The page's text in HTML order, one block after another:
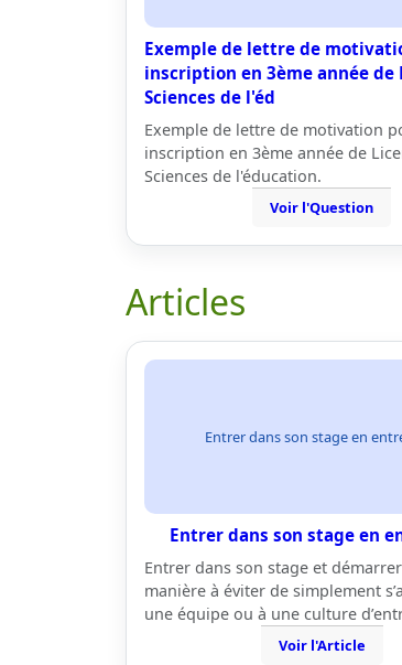
Exemple de lettre de
inscription en 3ème année de
Sciences de l'éd
Exemple de lettre de motivation
inscription en 3ème année de
Sciences de l'éducation.
Voir l'Question
Articles
Entrer dans son stage en
Entrer dans son stage en
Entrer dans son stage et
manière à éviter de simplement
une équipe ou à une culture
Voir l'Article